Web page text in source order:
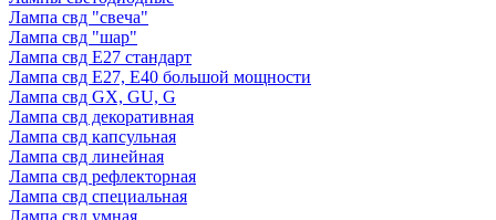
Лампа свд "свеча"
Лампа свд "шар"
Лампа свд E27 стандарт
Лампа свд E27, Е40 большой мощности
Лампа свд GX, GU, G
Лампа свд декоративная
Лампа свд капсульная
Лампа свд линейная
Лампа свд рефлекторная
Лампа свд специальная
Лампа свд умная